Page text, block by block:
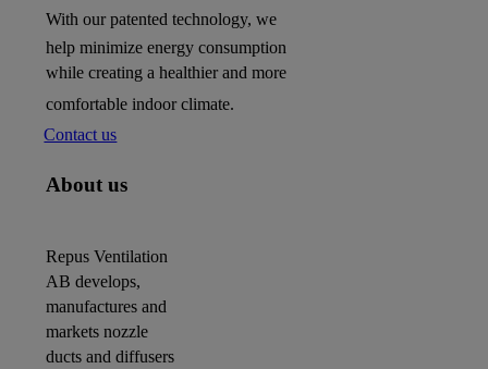
With our patented technology, we
help minimize energy consumption
while creating a healthier and more
comfortable indoor climate.
Contact us
About us
Repus Ventilation
AB develops,
manufactures and
markets nozzle
ducts and diffusers